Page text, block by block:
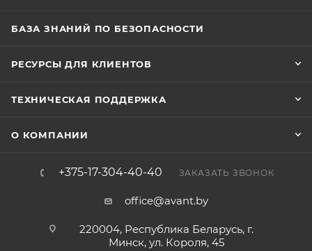
БАЗА ЗНАНИЙ ПО БЕЗОПАСНОСТИ
РЕСУРСЫ ДЛЯ КЛИЕНТОВ
ТЕХНИЧЕСКАЯ ПОДДЕРЖКА
О КОМПАНИИ
+375-17-304-40-40 ЗАКАЗАТЬ ЗВОНОК
office@avant.by
220004, Республика Беларусь, г.
Минск, ул. Короля, 45